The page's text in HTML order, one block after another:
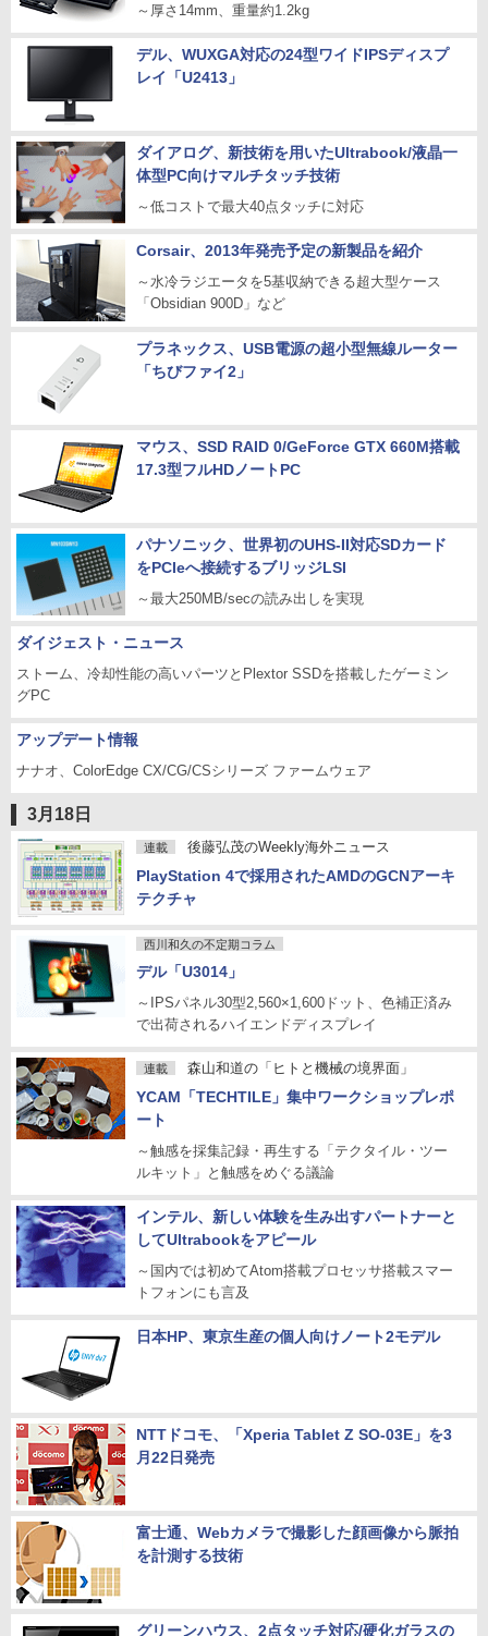
～厚さ14mm、重量約1.2kg
デル、WUXGA対応の24型ワイドIPSディスプ
レイ「U2413」
ダイアログ、新技術を用いたUltrabook/液晶一
体型PC向けマルチタッチ技術
～低コストで最大40点タッチに対応
Corsair、2013年発売予定の新製品を紹介
～水冷ラジエータを5基収納できる超大型ケース
「Obsidian 900D」など
プラネックス、USB電源の超小型無線ルーター
「ちびファイ2」
マウス、SSD RAID 0/GeForce GTX 660M搭載
17.3型フルHDノートPC
パナソニック、世界初のUHS-II対応SDカード
をPCIeへ接続するブリッジLSI
～最大250MB/secの読み出しを実現
ダイジェスト・ニュース
ストーム、冷却性能の高いパーツとPlextor SSDを搭載したゲーミン
グPC
アップデート情報
ナナオ、ColorEdge CX/CG/CSシリーズ ファームウェア
3月18日
連載 後藤弘茂のWeekly海外ニュース
PlayStation 4で採用されたAMDのGCNアーキ
テクチャ
西川和久の不定期コラム
デル「U3014」
～IPSパネル30型2,560×1,600ドット、色補正済み
で出荷されるハイエンドディスプレイ
連載 森山和道の「ヒトと機械の境界面」
YCAM「TECHTILE」集中ワークショップレポ
ート
～触感を採集記録・再生する「テクタイル・ツー
ルキット」と触感をめぐる議論
インテル、新しい体験を生み出すパートナーと
してUltrabookをアピール
～国内では初めてAtom搭載プロセッサ搭載スマー
トフォンにも言及
日本HP、東京生産の個人向けノート2モデル
NTTドコモ、「Xperia Tablet Z SO-03E」を3
月22日発売
富士通、Webカメラで撮影した顔画像から脈拍
を計測する技術
グリーンハウス、2点タッチ対応/硬化ガラスの